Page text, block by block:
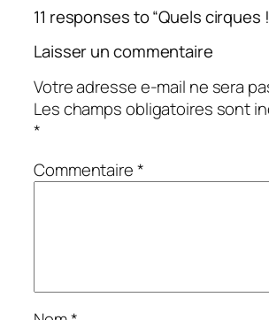
11 responses to “Quels cirques
Laisser un commentaire
Votre adresse e-mail ne sera
Les champs obligatoires sont
*
Commentaire*